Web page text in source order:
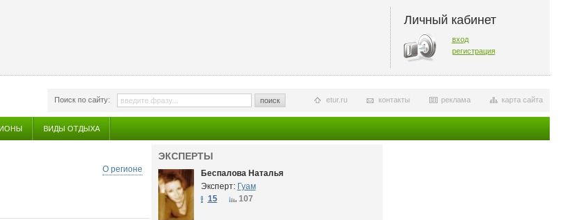
Личный кабинет
вход
регистрация
Поиск по сайту: поиск карта сайта
реклама
контакты
etur.ru
ВИДЫ ОТДЫХА
О регионе
ЭКСПЕРТЫ
Беспалова Наталья
Эксперт: Гуам
15
107